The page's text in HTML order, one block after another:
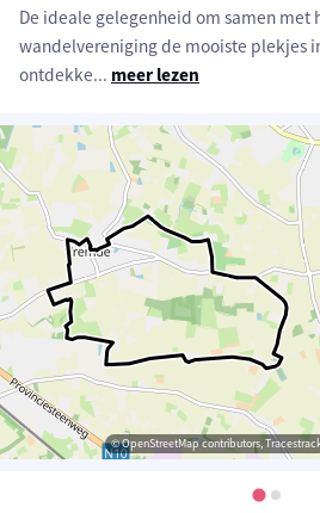
De ideale gelegenheid om samen met
wandelvereniging de mooiste plekjes
ontdekke... meer lezen
© OpenStreetMap contributors,